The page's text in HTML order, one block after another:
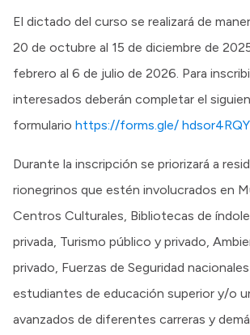
El dictado del curso se realizará de
20 de octubre al 15 de diciembre de
febrero al 6 de julio de 2026. Para
interesados deberán completar el
formulario https://forms.gle/
Durante la inscripción se priorizará a
rionegrinos que estén involucrados en
Centros Culturales, Bibliotecas de
privada, Turismo público y privado,
privado, Fuerzas de Seguridad
estudiantes de educación superior y/o
avanzados de diferentes carreras y